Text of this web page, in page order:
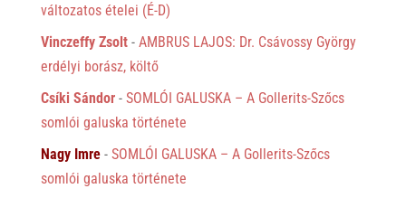
változatos ételei (É-D)
Vinczeffy Zsolt- AMBRUS LAJOS: Dr. Csávossy György
erdélyi borász, költő
Csíki Sándor- SOMLÓI GALUSKA – A Gollerits-Szőcs
somlói galuska története
Nagy Imre- SOMLÓI GALUSKA – A Gollerits-Szőcs
somlói galuska története